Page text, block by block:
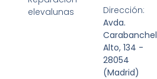
elevalunas
Dirección:
Avda.
Carabanchel
Alto, 134 -
28054
(Madrid)